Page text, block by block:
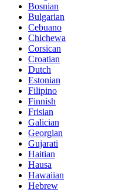
Bosnian
Bulgarian
Cebuano
Chichewa
Corsican
Croatian
Dutch
Estonian
Filipino
Finnish
Frisian
Galician
Georgian
Gujarati
Haitian
Hausa
Hawaiian
Hebrew